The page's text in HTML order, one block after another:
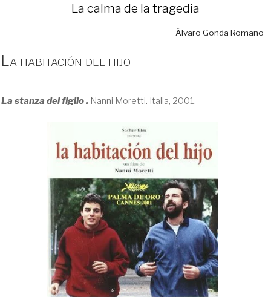
La calma de la tragedia
Álvaro Gonda Romano
La habitación del hijo
La stanza del figlio . Nanni Moretti. Italia, 2001.